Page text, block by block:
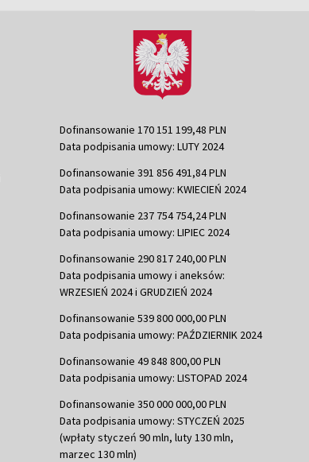
Dofinansowanie 170 151 199,48 PLN
Data podpisania umowy: LUTY 2024
Dofinansowanie 391 856 491,84 PLN
Data podpisania umowy: KWIECIEŃ 2024
Dofinansowanie 237 754 754,24 PLN
Data podpisania umowy: LIPIEC 2024
Dofinansowanie 290 817 240,00 PLN
Data podpisania umowy i aneksów:
WRZESIEŃ 2024 i GRUDZIEŃ 2024
Dofinansowanie 539 800 000,00 PLN
Data podpisania umowy: PAŹDZIERNIK 2024
Dofinansowanie 49 848 800,00 PLN
Data podpisania umowy: LISTOPAD 2024
Dofinansowanie 350 000 000,00 PLN
Data podpisania umowy: STYCZEŃ 2025
(wpłaty styczeń 90 mln, luty 130 mln,
marzec 130 mln)